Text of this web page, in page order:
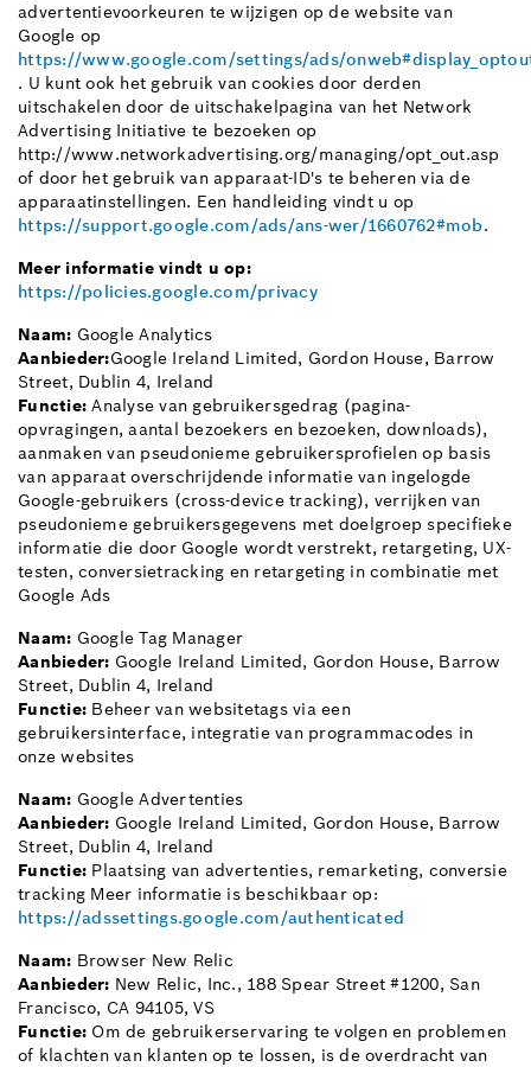
advertentievoorkeuren te wijzigen op de website van
Google op
https://www.google.com/settings/ads/
. U kunt ook het gebruik van cookies door derden
uitschakelen door de uitschakelpagina van het Network
Advertising Initiative te bezoeken op
http://www.networkadvertising.org/managing/opt_out.asp
of door het gebruik van apparaat-ID's te beheren via de
apparaatinstellingen. Een handleiding vindt u op
https://support.google.com/ads/ans-wer/1660762#mob.
Meer informatie vindt u op:
https://policies.google.com/privacy
Naam: Google Analytics
Aanbieder:Google Ireland Limited, Gordon House, Barrow
Street, Dublin 4, Ireland
Functie: Analyse van gebruikersgedrag (pagina-
opvragingen, aantal bezoekers en bezoeken, downloads),
aanmaken van pseudonieme gebruikersprofielen op basis
van apparaat overschrijdende informatie van ingelogde
Google-gebruikers (cross-device tracking), verrijken van
pseudonieme gebruikersgegevens met doelgroep specifieke
informatie die door Google wordt verstrekt, retargeting, UX-
testen, conversietracking en retargeting in combinatie met
Google Ads
Naam: Google Tag Manager
Aanbieder: Google Ireland Limited, Gordon House, Barrow
Street, Dublin 4, Ireland
Functie: Beheer van websitetags via een
gebruikersinterface, integratie van programmacodes in
onze websites
Naam: Google Advertenties
Aanbieder: Google Ireland Limited, Gordon House, Barrow
Street, Dublin 4, Ireland
Functie: Plaatsing van advertenties, remarketing, conversie
tracking Meer informatie is beschikbaar op:
https://adssettings.google.com/authenticated
Naam: Browser New Relic
Aanbieder: New Relic, Inc., 188 Spear Street #1200, San
Francisco, CA 94105, VS
Functie: Om de gebruikerservaring te volgen en problemen
of klachten van klanten op te lossen, is de overdracht van